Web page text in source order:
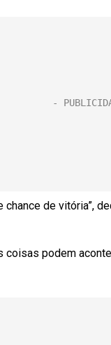
chance de vitória”,
coisas podem